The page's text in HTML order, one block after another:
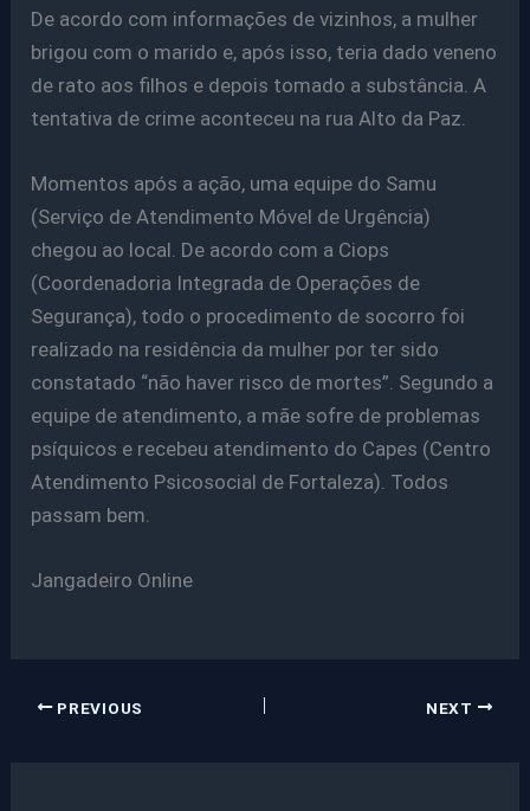
De acordo com informações de vizinhos, a mulher
brigou com o marido e, após isso, teria dado veneno
de rato aos filhos e depois tomado a substância. A
tentativa de crime aconteceu na rua Alto da Paz.
Momentos após a ação, uma equipe do Samu
(Serviço de Atendimento Móvel de Urgência)
chegou ao local. De acordo com a Ciops
(Coordenadoria Integrada de Operações de
Segurança), todo o procedimento de socorro foi
realizado na residência da mulher por ter sido
constatado “não haver risco de mortes”. Segundo a
equipe de atendimento, a mãe sofre de problemas
psíquicos e recebeu atendimento do Capes (Centro
Atendimento Psicosocial de Fortaleza). Todos
passam bem.
Jangadeiro Online
PREVIOUS NEXT